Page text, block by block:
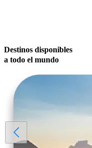
Destinos disponibles
a todo el mundo